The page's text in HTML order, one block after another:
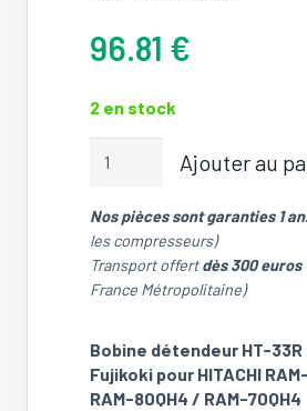
96.81 €
2 en stock
détendeur
HT-
33R
ou
10R
Fujikoki
pour
Ajouter au
Nos pièces sont garanties 1
les compresseurs)
Transport offertdès 300 euros
France Métropolitaine)
Bobine détendeur HT-33R
Fujikoki pour HITACHI
RAM-80QH4 / RAM-70QH4